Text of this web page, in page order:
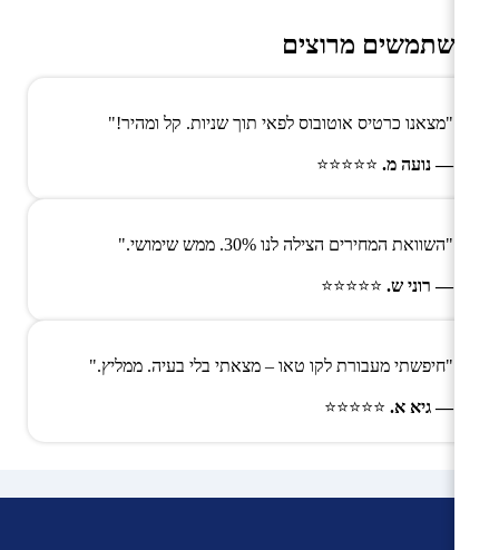
משתמשים מרוצים
"מצאנו כרטיס אוטובוס לפאי תוך שניות. קל ומהיר!"
— נועה מ. ⭐⭐⭐⭐⭐
"השוואת המחירים הצילה לנו 30%. ממש שימושי."
— רוני ש. ⭐⭐⭐⭐⭐
"חיפשתי מעבורת לקו טאו – מצאתי בלי בעיה. ממליץ."
— גיא א. ⭐⭐⭐⭐⭐